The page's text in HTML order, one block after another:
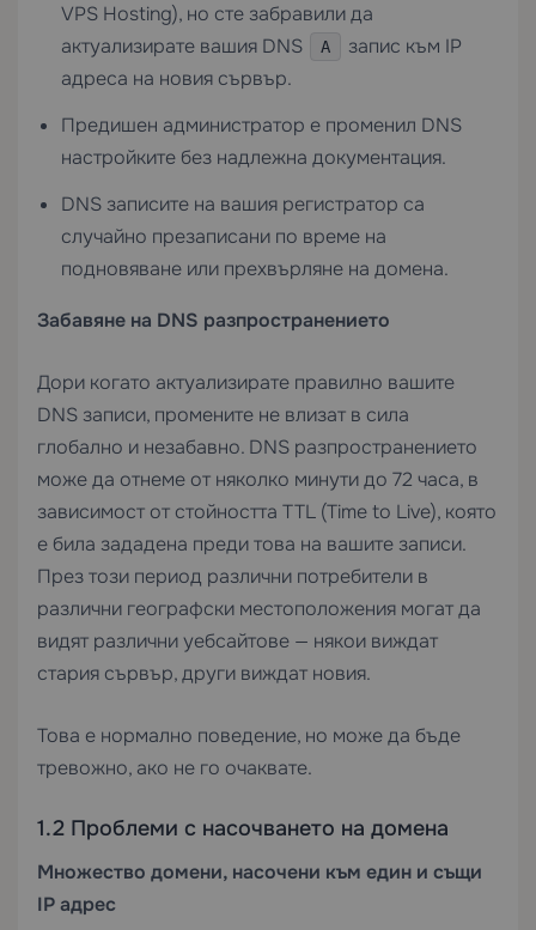
VPS Hosting), но сте забравили да
актуализирате вашия DNS
A
запис към IP
адреса на новия сървър.
Предишен администратор е променил DNS
настройките без надлежна документация.
DNS записите на вашия регистратор са
случайно презаписани по време на
подновяване или прехвърляне на домена.
Забавяне на DNS разпространението
Дори когато актуализирате правилно вашите
DNS записи, промените не влизат в сила
глобално и незабавно. DNS разпространението
може да отнеме от няколко минути до 72 часа, в
зависимост от стойността TTL (Time to Live), която
е била зададена преди това на вашите записи.
През този период различни потребители в
различни географски местоположения могат да
видят различни уебсайтове — някои виждат
стария сървър, други виждат новия.
Това е нормално поведение, но може да бъде
тревожно, ако не го очаквате.
1.2 Проблеми с насочването на домена
Множество домени, насочени към един и същи
IP адрес